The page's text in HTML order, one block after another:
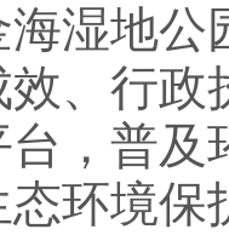
湿地公
、行政
，普及
环境